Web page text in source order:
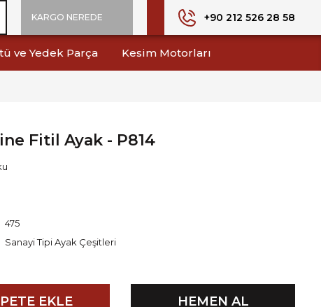
KARGO NEREDE +90 212 526 28 58
ve Yedek Parça Kesim Motorları
Fitil Ayak - P814
475
Sanayi Tipi Ayak Çeşitleri
EKLE HEMEN AL